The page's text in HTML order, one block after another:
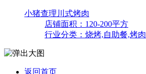
小猪查理川式烤肉
店铺面积：120-200平方
行业分类：烧烤,自助餐,烤肉
返回首页